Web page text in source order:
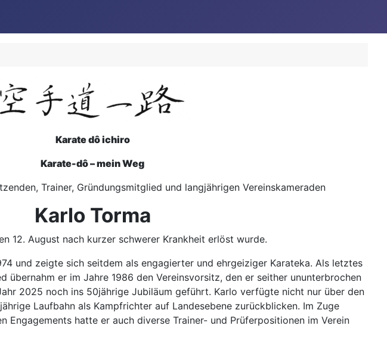
Karate dô ichiro
Karate-dô – mein Weg
Trainer, Gründungsmitglied und langjährigen Vereinskameraden
Karlo Torma
12. August nach kurzer schwerer Krankheit erlöst wurde.
und zeigte sich seitdem als engagierter und ehrgeiziger Karateka. Als letztes
übernahm er im Jahre 1986 den Vereinsvorsitz, den er seither ununterbrochen
2025 noch ins 50jährige Jubiläum geführt. Karlo verfügte nicht nur über den
Laufbahn als Kampfrichter auf Landesebene zurückblicken. Im Zuge
Engagements hatte er auch diverse Trainer- und Prüferpositionen im Verein